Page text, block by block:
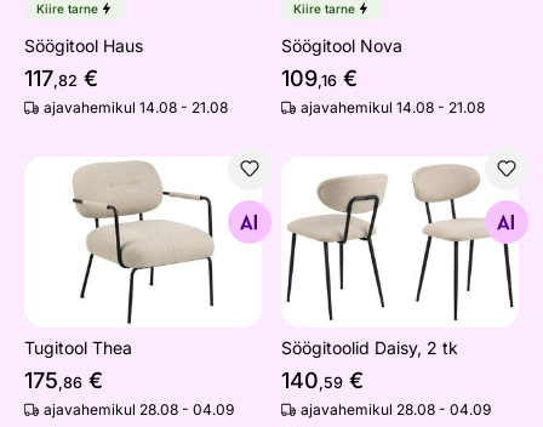
Kiire tarne
Söögitool Haus
117,82 €
ajavahemikul 14.08 - 21.08
Kiire tarne
Söögitool Nova
109,16 €
ajavahemikul 14.08 - 21.08
Tugitool Thea
Otsi sarnaseid
Tugitool Thea
175,86 €
ajavahemikul 28.08 - 04.09
Söögitoolid Daisy, 2 tk
Otsi sarnaseid
Söögitoolid Daisy, 2 tk
140,59 €
ajavahemikul 28.08 - 04.09